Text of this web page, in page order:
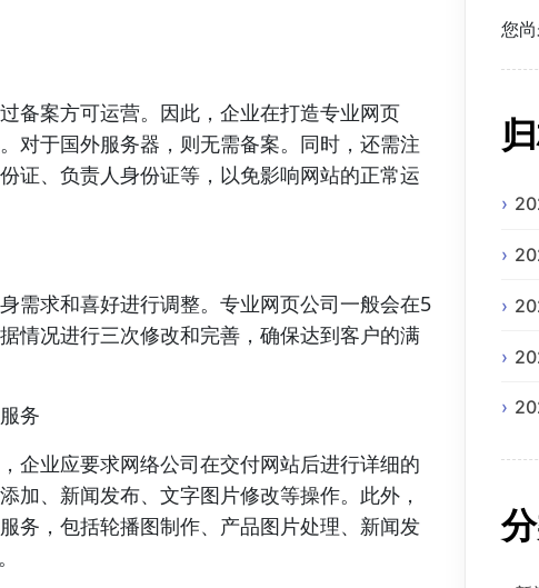
备案方可运营。因此，企业在打造专业网页
对于国外服务器，则无需备案。同时，还需注
证、负责人身份证等，以免影响网站的正常运
需求和喜好进行调整。专业网页公司一般会在5
情况进行三次修改和完善，确保达到客户的满
务
企业应要求网络公司在交付网站后进行详细的
加、新闻发布、文字图片修改等操作。此外，
务，包括轮播图制作、产品图片处理、新闻发
您尚